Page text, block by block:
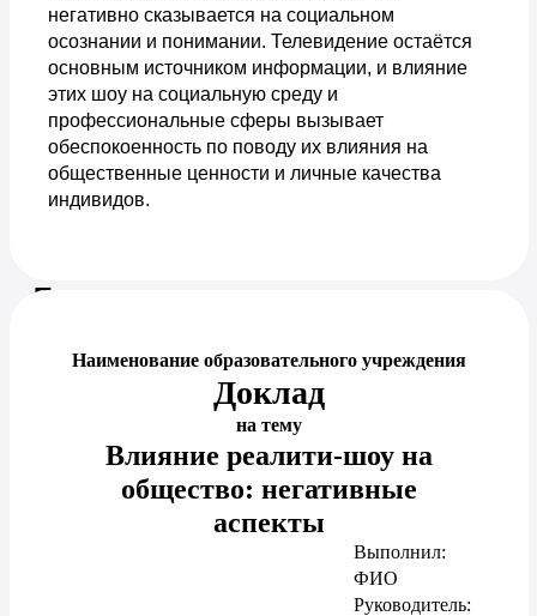
негативно сказывается на социальном
осознании и понимании. Телевидение остаётся
основным источником информации, и влияние
этих шоу на социальную среду и
профессиональные сферы вызывает
обеспокоенность по поводу их влияния на
общественные ценности и личные качества
индивидов.
Предпросмотр документа
Наименование образовательного учреждения
Доклад
на тему
Влияние реалити-шоу на
общество: негативные
аспекты
Выполнил:
ФИО
Руководитель: